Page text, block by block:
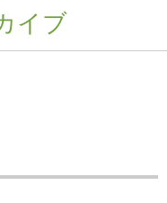
社概要
イブ